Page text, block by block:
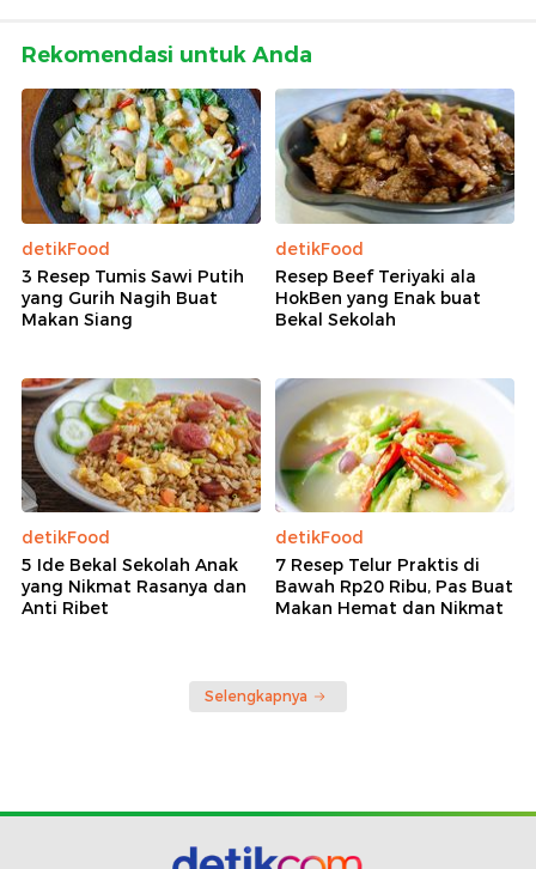
Rekomendasi untuk Anda
detikFood
3 Resep Tumis Sawi Putih
yang Gurih Nagih Buat
Makan Siang
detikFood
Resep Beef Teriyaki ala
HokBen yang Enak buat
Bekal Sekolah
detikFood
5 Ide Bekal Sekolah Anak
yang Nikmat Rasanya dan
Anti Ribet
detikFood
7 Resep Telur Praktis di
Bawah Rp20 Ribu, Pas Buat
Makan Hemat dan Nikmat
Selengkapnya